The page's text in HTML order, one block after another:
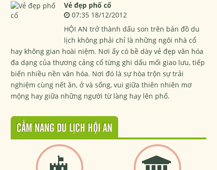
Vẻ đẹp phố cổ
07:35 18/12/2012
HỘI AN trở thành dấu son trên bản đồ du
lịch không phải chỉ là những ngôi nhà cổ
hay không gian hoài niệm. Nơi ấy có bề dày vẻ đẹp văn hóa
đa dạng của thương cảng cổ từng ghi dấu mối giao lưu, tiếp
biến nhiều nền văn hóa. Nơi đó là sự hòa trộn sự trải
nghiệm cùng nết ăn, ở và sống, vui giữa thiên nhiên mơ
mộng hay giữa những người từ làng hay lên phố.
CẨM NANG DU LỊCH HỘI AN